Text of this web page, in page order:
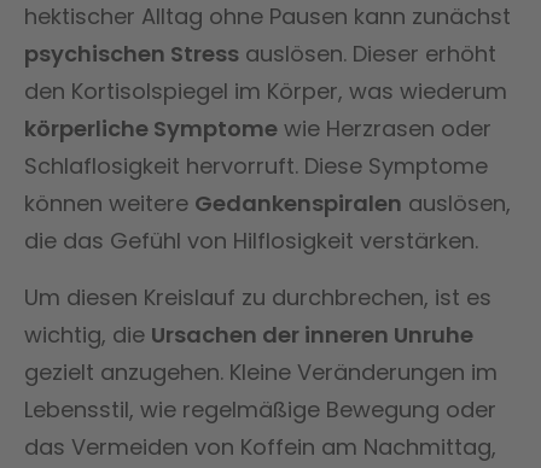
hektischer Alltag ohne Pausen kann zunächst
psychischen Stress auslösen. Dieser erhöht
den Kortisolspiegel im Körper, was wiederum
körperliche Symptome wie Herzrasen oder
Schlaflosigkeit hervorruft. Diese Symptome
können weitere Gedankenspiralen auslösen,
die das Gefühl von Hilflosigkeit verstärken.
Um diesen Kreislauf zu durchbrechen, ist es
wichtig, die Ursachen der inneren Unruhe
gezielt anzugehen. Kleine Veränderungen im
Lebensstil, wie regelmäßige Bewegung oder
das Vermeiden von Koffein am Nachmittag,